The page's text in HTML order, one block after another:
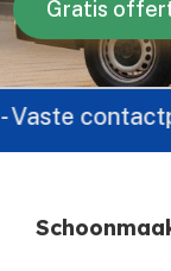
Gratis